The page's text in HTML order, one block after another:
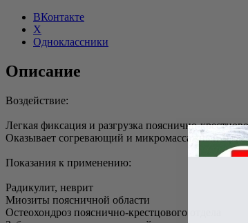
ВКонтакте
X
Одноклассники
Описание
Воздействие:
Легкая фиксация и разгрузка пояснично-
Оказывает согревающий и микромассажный
Показания к применению:
Радикулит, неврит
Миозиты поясничной области
Остеохондроз пояснично-крестцового отдела